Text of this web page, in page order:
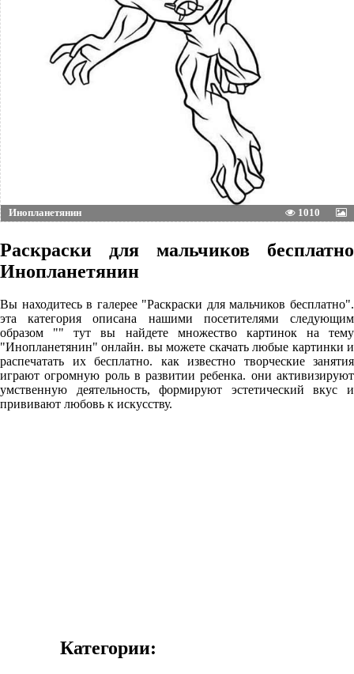
Инопланетянин 1010
Раскраски для мальчиков бесплатно
Инопланетянин
Вы находитесь в галерее "Раскраски для мальчиков бесплатно".
эта категория описана нашими посетителями следующим
образом "" тут вы найдете множество картинок на тему
"Инопланетянин" онлайн. вы можете скачать любые картинки и
распечатать их бесплатно. как известно творческие занятия
играют огромную роль в развитии ребенка. они активизируют
умственную деятельность, формируют эстетический вкус и
прививают любовь к искусству.
Категории: